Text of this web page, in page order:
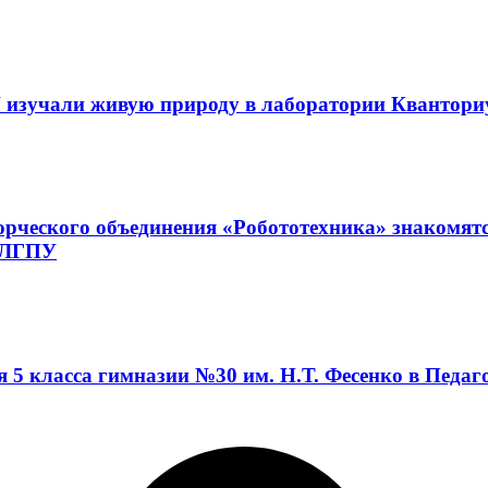
живую природу в лаборатории
объединения «Робототехника»
ЛГПУ
5 класса гимназии №30 им. Н.Т. Фесенко в